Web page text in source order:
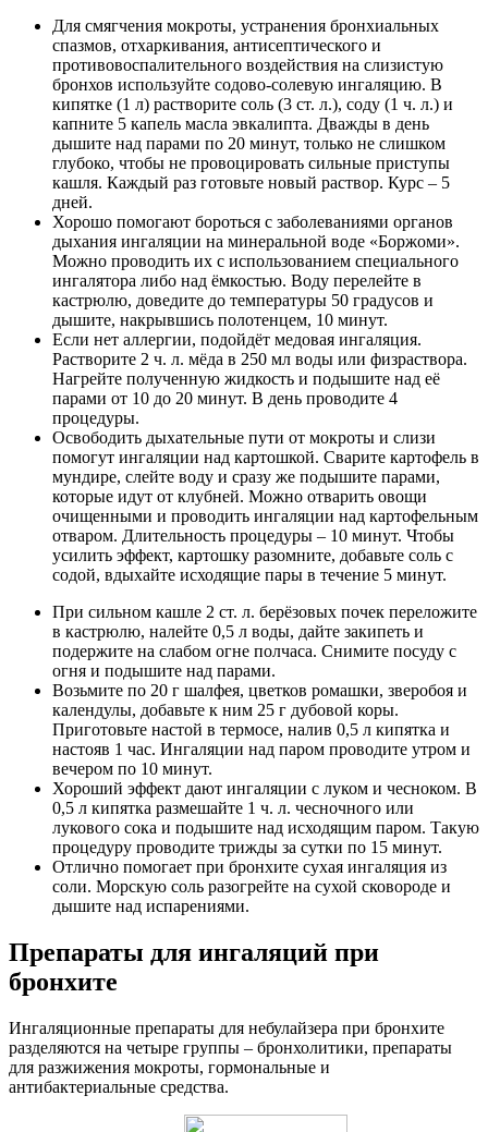
Для смягчения мокроты, устранения бронхиальных
спазмов, отхаркивания, антисептического и
противовоспалительного воздействия на слизистую
бронхов используйте содово-солевую ингаляцию. В
кипятке (1 л) растворите соль (3 ст. л.), соду (1 ч. л.) и
капните 5 капель масла эвкалипта. Дважды в день
дышите над парами по 20 минут, только не слишком
глубоко, чтобы не провоцировать сильные приступы
кашля. Каждый раз готовьте новый раствор. Курс – 5
дней.
Хорошо помогают бороться с заболеваниями органов
дыхания ингаляции на минеральной воде «Боржоми».
Можно проводить их с использованием специального
ингалятора либо над ёмкостью. Воду перелейте в
кастрюлю, доведите до температуры 50 градусов и
дышите, накрывшись полотенцем, 10 минут.
Если нет аллергии, подойдёт медовая ингаляция.
Растворите 2 ч. л. мёда в 250 мл воды или физраствора.
Нагрейте полученную жидкость и подышите над её
парами от 10 до 20 минут. В день проводите 4
процедуры.
Освободить дыхательные пути от мокроты и слизи
помогут ингаляции над картошкой. Сварите картофель в
мундире, слейте воду и сразу же подышите парами,
которые идут от клубней. Можно отварить овощи
очищенными и проводить ингаляции над картофельным
отваром. Длительность процедуры – 10 минут. Чтобы
усилить эффект, картошку разомните, добавьте соль с
содой, вдыхайте исходящие пары в течение 5 минут.
При сильном кашле 2 ст. л. берёзовых почек переложите
в кастрюлю, налейте 0,5 л воды, дайте закипеть и
подержите на слабом огне полчаса. Снимите посуду с
огня и подышите над парами.
Возьмите по 20 г шалфея, цветков ромашки, зверобоя и
календулы, добавьте к ним 25 г дубовой коры.
Приготовьте настой в термосе, налив 0,5 л кипятка и
настояв 1 час. Ингаляции над паром проводите утром и
вечером по 10 минут.
Хороший эффект дают ингаляции с луком и чесноком. В
0,5 л кипятка размешайте 1 ч. л. чесночного или
лукового сока и подышите над исходящим паром. Такую
процедуру проводите трижды за сутки по 15 минут.
Отлично помогает при бронхите сухая ингаляция из
соли. Морскую соль разогрейте на сухой сковороде и
дышите над испарениями.
Препараты для ингаляций при
бронхите
Ингаляционные препараты для небулайзера при бронхите
разделяются на четыре группы – бронхолитики, препараты
для разжижения мокроты, гормональные и
антибактериальные средства.